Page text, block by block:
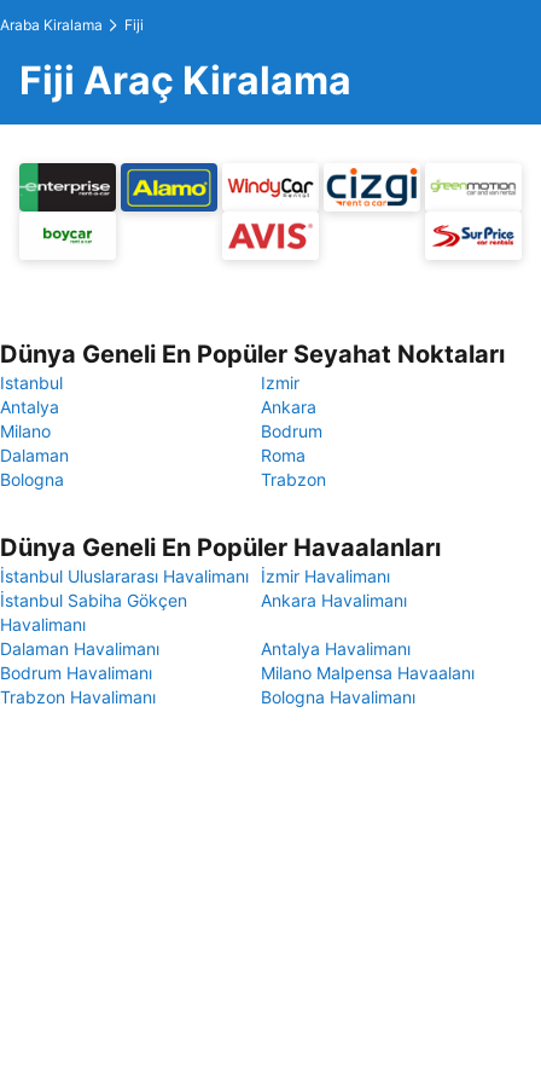
Araba Kiralama Fiji
Fiji Araç Kiralama
Dünya Geneli En Popüler Seyahat Noktaları
Istanbul
Izmir
Antalya
Ankara
Milano
Bodrum
Dalaman
Roma
Bologna
Trabzon
Dünya Geneli En Popüler Havaalanları
İstanbul Uluslararası Havalimanı
İzmir Havalimanı
İstanbul Sabiha Gökçen
Havalimanı
Ankara Havalimanı
Dalaman Havalimanı
Antalya Havalimanı
Bodrum Havalimanı
Milano Malpensa Havaalanı
Trabzon Havalimanı
Bologna Havalimanı